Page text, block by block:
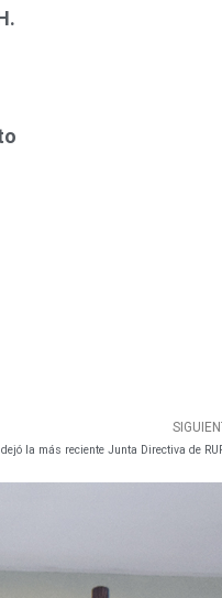
la más reciente Junta Directiva de